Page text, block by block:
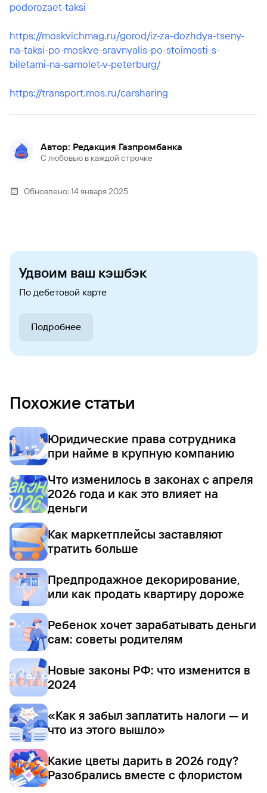
podorozaet-taksi
https://moskvichmag.ru/gorod/iz-za-dozhdya-tseny-
na-taksi-po-moskve-sravnyalis-po-stoimosti-s-
biletami-na-samolet-v-peterburg/
https://transport.mos.ru/carsharing
Автор: Редакция Газпромбанка
С любовью в каждой строчке
Обновлено:14 января 2025
Удвоим ваш кэшбэк
По дебетовой карте
Подробнее
Похожие статьи
Юридические права сотрудника
при найме в крупную компанию
Что изменилось в законах с апреля
2026 года и как это влияет на
деньги
Как маркетплейсы заставляют
тратить больше
Предпродажное декорирование,
или как продать квартиру дороже
Ребенок хочет зарабатывать деньги
сам: советы родителям
Новые законы РФ: что изменится в
2024
«Как я забыл заплатить налоги — и
что из этого вышло»
Какие цветы дарить в 2026 году?
Разобрались вместе с флористом